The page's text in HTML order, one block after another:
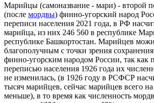
Марийцы (самоназвание - мари) - второй
(после мордвы) финно-угорский народ
переписи населения 2021 года, в РФ
марийца, из них 246 560 в республике
республике Башкортостан. Марийцев
благополучным с точки зрения
финно-угорским народом России, так как
переписью населения 1926 года их
не изменилась, (в 1926 году в РСФСР
тысяч марийцев, сейчас марийцев всего
меньше), в то время как численность